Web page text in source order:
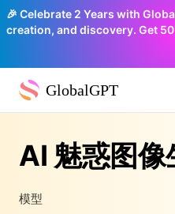
🎉 Celebrate 2 Years with
creation, and discovery. Get
GlobalGPT
AI 魅惑图像
模型